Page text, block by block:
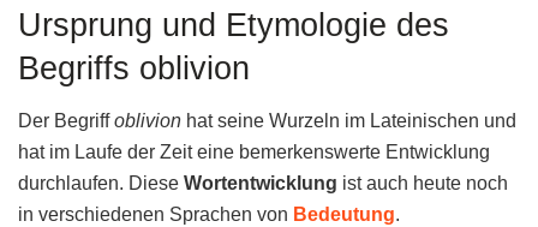
Ursprung und Etymologie des
Begriffs oblivion
Der Begriffoblivion hat seine Wurzeln im Lateinischen und
hat im Laufe der Zeit eine bemerkenswerte Entwicklung
durchlaufen. Diese Wortentwicklung ist auch heute noch
in verschiedenen Sprachen von Bedeutung.